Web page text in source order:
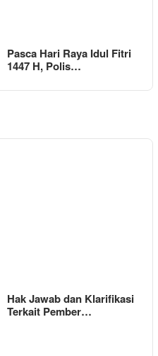
Pasca Hari Raya Idul Fitri
1447 H, Polis…
Hak Jawab dan Klarifikasi
Terkait Pember…